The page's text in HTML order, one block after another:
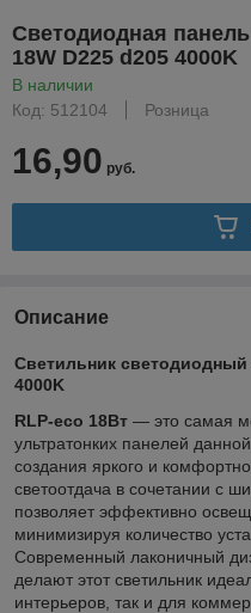
Светодиодная
18W D225 d205 4000K
В наличии
Код: 512104
Розница
16,90 руб.
Описание
Светильник
4000K
RLP-eco 18Вт — это самая
ультратонких панелей
создания яркого и
светоотдача в сочетании с
позволяет эффективно
минимизируя количество
Современный лаконичный
делают этот светильник
интерьеров, так и для